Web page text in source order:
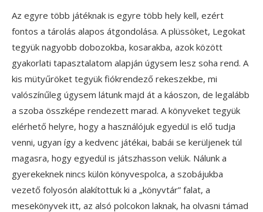
Az egyre több játéknak is egyre több hely kell, ezért
fontos a tárolás alapos átgondolása. A plüssöket, Legokat
tegyük nagyobb dobozokba, kosarakba, azok között
gyakorlati tapasztalatom alapján úgysem lesz soha rend. A
kis mütyűröket tegyük fiókrendező rekeszekbe, mi
valószínűleg úgysem látunk majd át a káoszon, de legalább
a szoba összképe rendezett marad. A könyveket tegyük
elérhető helyre, hogy a használójuk egyedül is elő tudja
venni, ugyan így a kedvenc játékai, babái se kerüljenek túl
magasra, hogy egyedül is játszhasson velük. Nálunk a
gyerekeknek nincs külön könyvespolca, a szobájukba
vezető folyosón alakítottuk ki a „könyvtár” falat, a
mesekönyvek itt, az alsó polcokon laknak, ha olvasni támad